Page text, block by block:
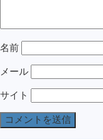
名前
メール
サイト